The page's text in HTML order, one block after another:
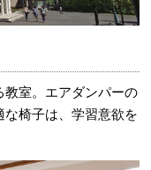
室。エアダンパーの
椅子は、学習意欲を